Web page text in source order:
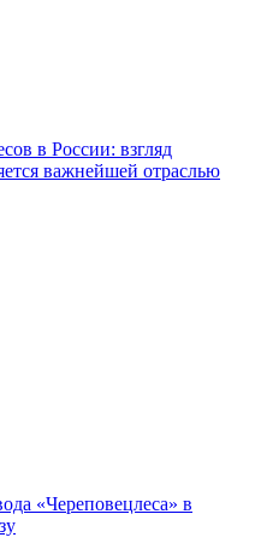
в России: взгляд
важнейшей отраслью
«Череповецлеса» в